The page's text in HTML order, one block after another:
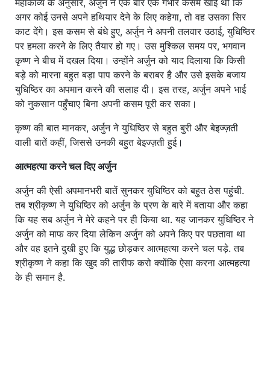
महाकाव्य के अनुसार, अर्जुन ने एक बार एक गंभीर कसम खाई थी कि
अगर कोई उनसे अपने हथियार देने के लिए कहेगा, तो वह उसका सिर
काट देंगे। इस कसम से बंधे हुए, अर्जुन ने अपनी तलवार उठाई, युधिष्ठिर
पर हमला करने के लिए तैयार हो गए। उस मुश्किल समय पर, भगवान
कृष्ण ने बीच में दखल दिया। उन्होंने अर्जुन को याद दिलाया कि किसी
बड़े को मारना बहुत बड़ा पाप करने के बराबर है और उसे इसके बजाय
युधिष्ठिर का अपमान करने की सलाह दी। इस तरह, अर्जुन अपने भाई
को नुकसान पहुँचाए बिना अपनी कसम पूरी कर सका।
कृष्ण की बात मानकर, अर्जुन ने युधिष्ठिर से बहुत बुरी और बेइज्ज़ती
वाली बातें कहीं, जिससे उनकी बहुत बेइज्ज़ती हुई।
आत्महत्या करने चल दिए अर्जुन
अर्जुन की ऐसी अपमानभरी बातें सुनकर युधिष्ठिर को बहुत ठेस पहुंची.
तब श्रीकृष्ण ने युधिष्ठिर को अर्जुन के प्रण के बारे में बताया और कहा
कि यह सब अर्जुन ने मेरे कहने पर ही किया था. यह जानकर युधिष्ठिर ने
अर्जुन को माफ कर दिया लेकिन अर्जुन को अपने किए पर पछतावा था
और वह इतने दुखी हुए कि युद्ध छोड़कर आत्महत्या करने चल पड़े. तब
श्रीकृष्ण ने कहा कि खुद की तारीफ करो क्योंकि ऐसा करना आत्महत्या
के ही समान है.